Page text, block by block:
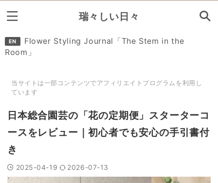
瑞々しい日々
Search
花の定期便カタログ
参考リンク集
EN
Flower Styling Journal「The Stem in the
Room」
当サイトは一部コンテンツでアフィリエイトプログラムを利用し
ています
日本総合園芸の「花の定期便」スターターコ
ースをレビュー｜初心者でも安心の手引書付
き
2025-04-19 2026-07-13